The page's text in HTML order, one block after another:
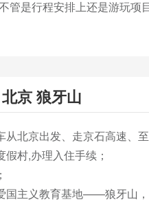
管是行程安排上还是游玩
北京 狼牙山
从北京出发、走京石高速、
假村,办理入住手续；
国主义教育基地——狼牙山，